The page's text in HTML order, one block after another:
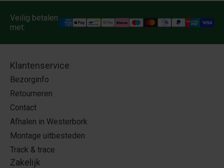
Veilig betalen
met:
Klantenservice
Bezorginfo
Retourneren
Contact
Afhalen in Westerbork
Montage uitbesteden
Track & trace
Zakelijk